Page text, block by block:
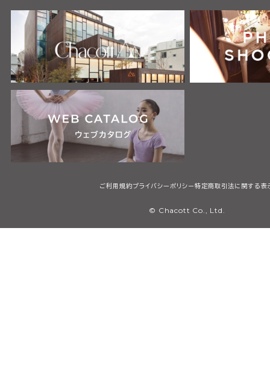
ご利用規約プライバシーポリシー特定商取引法に関する表
© Chacott Co., Ltd.